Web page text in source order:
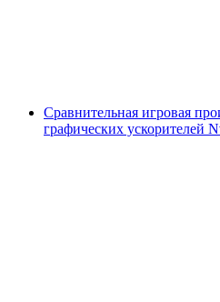
Сравнительная игровая
графических ускорителей